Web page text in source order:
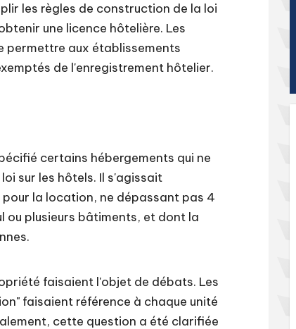
les règles de construction de la loi
une licence hôtelière. Les
permettre aux établissements
de l'enregistrement hôtelier.
certains hébergements qui ne
sur les hôtels. Il s'agissait
la location, ne dépassant pas 4
ou plusieurs bâtiments, et dont la
faisaient l'objet de débats. Les
faisaient référence à chaque unité
cette question a été clarifiée